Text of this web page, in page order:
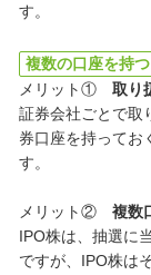
す。
複数の口座を持
メリット① 取り
証券会社ごとで取
券口座を持ってお
す。
メリット② 複数
IPO株は、抽選に
ですが、IPO株は